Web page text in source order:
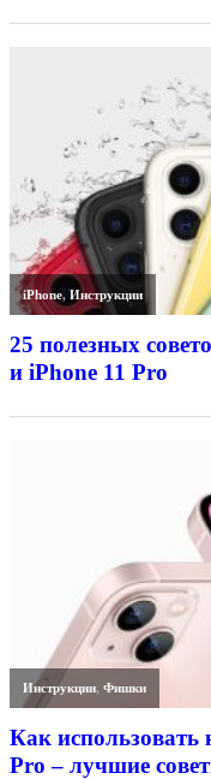
iPhone,Инструкции
25 полезных
и iPhone 11 Pro
Инструкции,Фишки
Как использовать
Pro – лучшие